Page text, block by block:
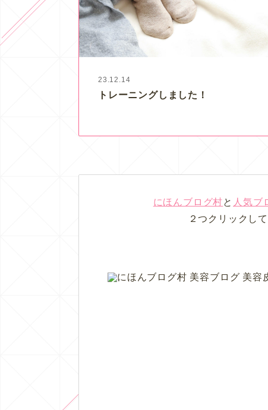
23.12.14
トレーニングしました！
にほんブログ村と 人気ブ
２つクリックし